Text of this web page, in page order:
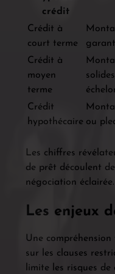
crédit
Crédit à
court terme
Crédit à
moyen
terme
Crédit
hypothécaire ou
Les chiffres
de prêt découlent
négociation éclairée.
Les enjeux
Une
sur les clauses
limite les risques